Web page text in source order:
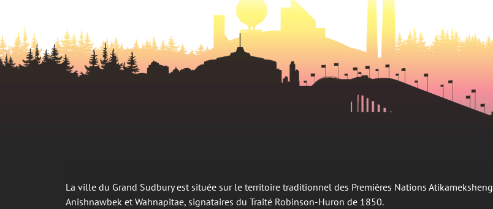
La ville du Grand Sudbury est située sur le territoire traditionnel des Premières Nations Atikameksheng
Anishnawbek et Wahnapitae, signataires du Traité Robinson-Huron de 1850.